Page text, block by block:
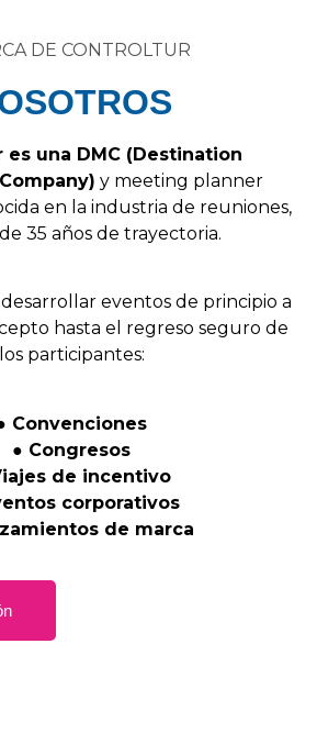
DE CONTROLTUR
es una DMC (Destination
Company) y meeting planner
en la industria de reuniones,
de 35 años de trayectoria.
desarrollar eventos de principio a
hasta el regreso seguro de
los participantes:
Convenciones
● Congresos
de incentivo
corporativos
de marca